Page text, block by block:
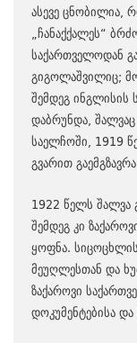
ასევე ცნობილია,
„ჩანაქქალეს“
საქართველოდან
გიგოლაშვილიც;
შემდეგ ინგლისის
დაბრუნდა,
საელჩოში, 1919
გვარით
1922 წელს შალვა
შემდეგ კი
ყოფნა.
მეუღლესთან და
ზაქაროვი
დოკუმენტებისა და